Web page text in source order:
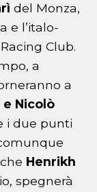
del Monza,
e l’italo-
Club.
a
a
e Nicolò
i due punti
Henrikh
spegnerà